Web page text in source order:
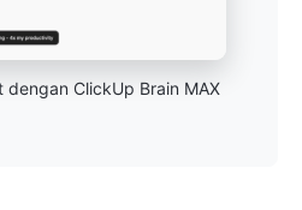
dengan ClickUp Brain MAX